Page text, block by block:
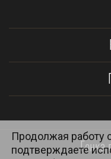
Гонка
Продолжая работу
подтверждаете